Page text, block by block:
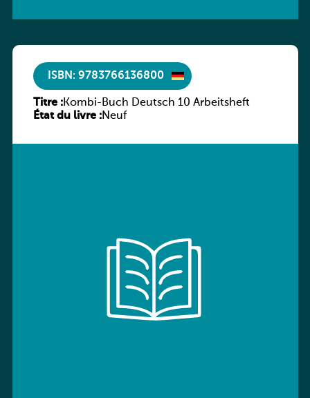
ISBN: 9783766136800
Titre :Kombi-Buch Deutsch 10 Arbeitsheft
État du livre :Neuf